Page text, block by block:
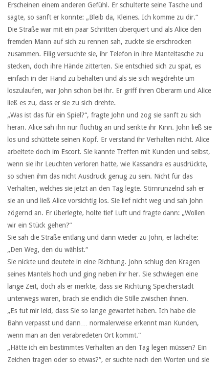
Erscheinen einem anderen Gefühl. Er schulterte seine Tasche und
sagte, so sanft er konnte: „Bleib da, Kleines. Ich komme zu dir.“
Die Straße war mit ein paar Schritten überquert und als Alice den
fremden Mann auf sich zu rennen sah, zuckte sie erschrocken
zusammen. Eilig versuchte sie, ihr Telefon in ihre Manteltasche zu
stecken, doch ihre Hände zitterten. Sie entschied sich zu spät, es
einfach in der Hand zu behalten und als sie sich wegdrehte um
loszulaufen, war John schon bei ihr. Er griff ihren Oberarm und Alice
ließ es zu, dass er sie zu sich drehte.
„Was ist das für ein Spiel?“, fragte John und zog sie sanft zu sich
heran. Alice sah ihn nur flüchtig an und senkte ihr Kinn. John ließ sie
los und schüttete seinen Kopf. Er verstand ihr Verhalten nicht. Alice
arbeitete doch im Escort. Sie kannte Treffen mit Kunden und selbst,
wenn sie ihr Leuchten verloren hatte, wie Kassandra es ausdrückte,
so schien ihm das nicht Ausdruck genug zu sein. Nicht für das
Verhalten, welches sie jetzt an den Tag legte. Stirnrunzelnd sah er
sie an und ließ Alice vorsichtig los. Sie lief nicht weg und sah John
zögernd an. Er überlegte, holte tief Luft und fragte dann: „Wollen
wir ein Stück gehen?“
Sie sah die Straße entlang und dann wieder zu John, er lächelte:
„Den Weg, den du wählst.“
Sie nickte und deutete in eine Richtung. John schlug den Kragen
seines Mantels hoch und ging neben ihr her. Sie schwiegen eine
lange Zeit, doch als er merkte, dass sie Richtung Speicherstadt
unterwegs waren, brach sie endlich die Stille zwischen ihnen.
„Es tut mir leid, dass Sie so lange gewartet haben. Ich habe die
Bahn verpasst und dann… normalerweise erkennt man Kunden,
wenn man an den verabredeten Ort kommt.“
„Hätte ich ein bestimmtes Verhalten an den Tag legen müssen? Ein
Zeichen tragen oder so etwas?“, er suchte nach den Worten und sie